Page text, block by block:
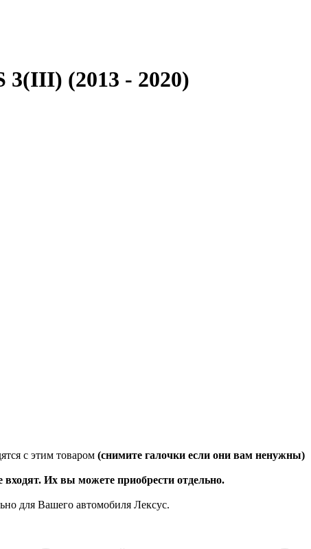
(2013 - 2020)
с этим товаром (снимите галочки если они вам ненужны)
Их вы можете приобрести отдельно.
для Вашего автомобиля Лексус.